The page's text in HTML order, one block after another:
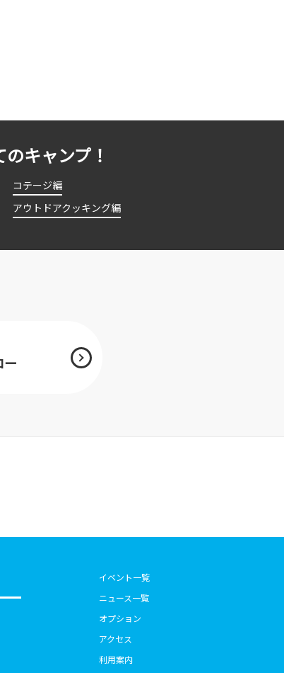
キャンプ！
コテージ編
アウトドアクッキング編
ー
イベント一覧
ニュース一覧
オプション
アクセス
利用案内